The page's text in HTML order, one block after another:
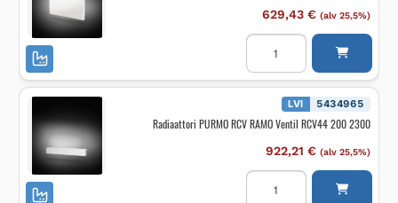
629,43 € (alv 25,5%)
Radiaattori
PURMO
Plan
Ventil
FCV33
2000
LVI 5434965
Radiaattori PURMO RCV RAMO Ventil RCV44 200 2300
922,21 € (alv 25,5%)
Radiaattori
PURMO